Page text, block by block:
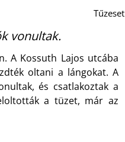
Tűzeset
vonultak.
A Kossuth Lajos utcába
oltani a lángokat. A
és csatlakoztak a
a tüzet, már az